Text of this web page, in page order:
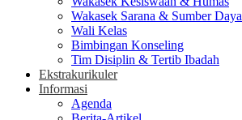
Wakasek Sarana & Sumber Daya
Wali Kelas
Bimbingan Konseling
Tim Disiplin & Tertib Ibadah
Ekstrakurikuler
Informasi
Agenda